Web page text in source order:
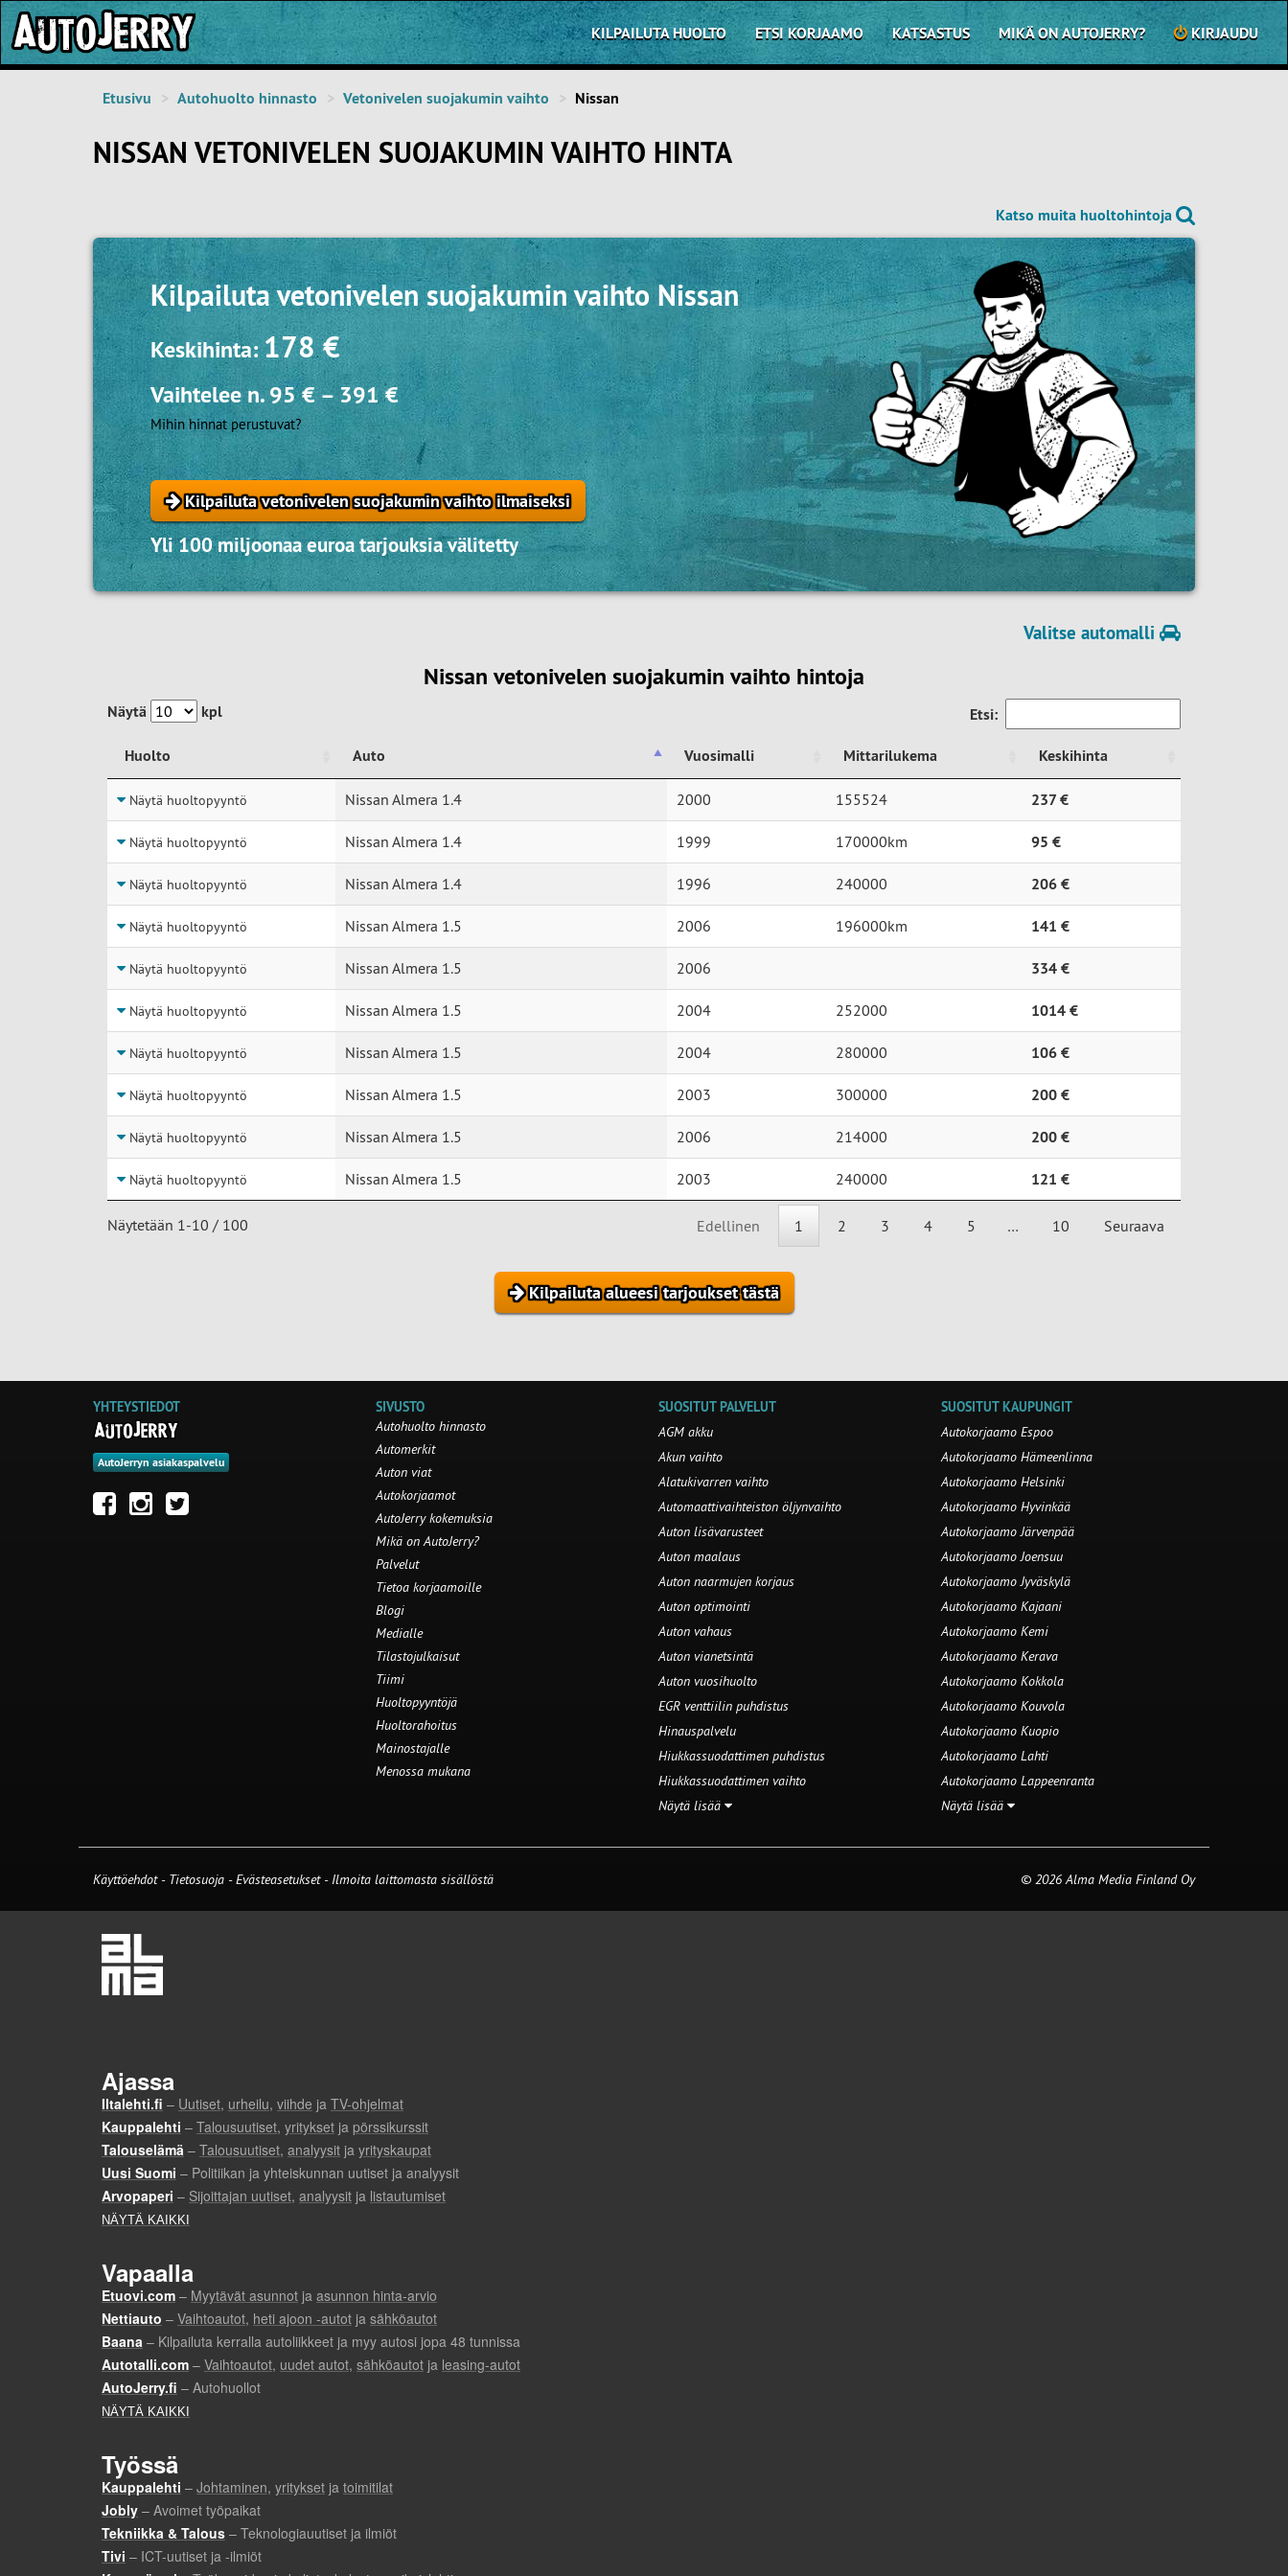
KILPAILUTA HUOLTO ETSI KORJAAMO KATSASTUS MIKÄ ON AUTOJERRY? KIRJAUDU
Etusivu Autohuolto hinnasto Vetonivelen suojakumin vaihto Nissan
NISSAN VETONIVELEN SUOJAKUMIN VAIHTO HINTA
Katso muita huoltohintoja
Kilpailutavetonivelen suojakumin vaihto Nissan
Keskihinta:178 €
Vaihtelee n.95 €– 391 €
Mihin hinnat perustuvat?
Kilpailuta vetonivelen suojakumin vaihto ilmaiseksi
Yli 100 miljoonaa euroa tarjouksia välitetty
Valitse automalli
Nissan vetonivelen suojakumin vaihto hintoja
Näytä kpl Etsi:
Huolto Auto Vuosimalli Mittarilukema
Keskihinta
Huolto
Auto Vuosimalli Mittarilukema Keskihinta
Näytä huoltopyyntö Nissan Almera 1.4 2000 155524 237 €
Näytä huoltopyyntö Nissan Almera 1.4 1999 170000km 95 €
Näytä huoltopyyntö Nissan Almera 1.4 1996 240000 206 €
Näytä huoltopyyntö Nissan Almera 1.5 2006 196000km 141 €
Näytä huoltopyyntö Nissan Almera 1.5 2006 334 €
Näytä huoltopyyntö Nissan Almera 1.5 2004 252000 1014 €
Näytä huoltopyyntö Nissan Almera 1.5 2004 280000 106 €
Näytä huoltopyyntö Nissan Almera 1.5 2003 300000 200 €
Näytä huoltopyyntö Nissan Almera 1.5 2006 214000 200 €
Näytä huoltopyyntö Nissan Almera 1.5 2003 240000 121 €
Näytetään 1-10 / 100 Edellinen 1 2 3 4 5 … 10 Seuraava
Kilpailuta alueesi tarjoukset tästä
YHTEYSTIEDOT
AutoJerryn asiakaspalvelu
SIVUSTO
Autohuolto hinnasto
Automerkit
Auton viat
Autokorjaamot
AutoJerry kokemuksia
Mikä on AutoJerry?
Palvelut
Tietoa korjaamoille
Blogi
Medialle
Tilastojulkaisut
Tiimi
Huoltopyyntöjä
Huoltorahoitus
Mainostajalle
Menossa mukana
SUOSITUT PALVELUT
AGM akku
Akun vaihto
Alatukivarren vaihto
Automaattivaihteiston öljynvaihto
Auton lisävarusteet
Auton maalaus
Auton naarmujen korjaus
Auton optimointi
Auton vahaus
Auton vianetsintä
Auton vuosihuolto
EGR venttiilin puhdistus
Hinauspalvelu
Hiukkassuodattimen puhdistus
Hiukkassuodattimen vaihto
Näytä lisää
SUOSITUT KAUPUNGIT
Autokorjaamo Espoo
Autokorjaamo Hämeenlinna
Autokorjaamo Helsinki
Autokorjaamo Hyvinkää
Autokorjaamo Järvenpää
Autokorjaamo Joensuu
Autokorjaamo Jyväskylä
Autokorjaamo Kajaani
Autokorjaamo Kemi
Autokorjaamo Kerava
Autokorjaamo Kokkola
Autokorjaamo Kouvola
Autokorjaamo Kuopio
Autokorjaamo Lahti
Autokorjaamo Lappeenranta
Näytä lisää
Käyttöehdot - Tietosuoja -Evästeasetukset- Ilmoita laittomasta sisällöstä © 2026 Alma Media Finland Oy